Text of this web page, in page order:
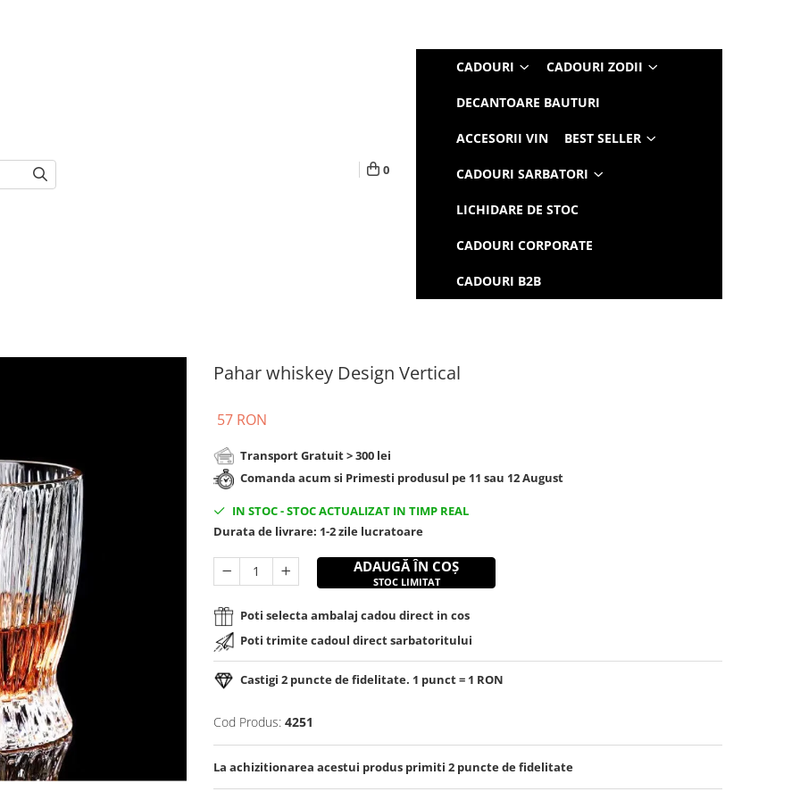
0
CADOURI CADOURI ZODII
DECANTOARE BAUTURI
ACCESORII VIN BEST SELLER
CADOURI SARBATORI
LICHIDARE DE STOC
CADOURI CORPORATE
CADOURI B2B
Pahar whiskey Design Vertical
57 RON
Transport Gratuit > 300 lei
Comanda acum si Primesti produsul pe 11 sau 12 August
IN STOC-STOC ACTUALIZAT IN TIMP REAL
Durata de livrare: 1-2 zile lucratoare
ADAUGĂ ÎN COȘ
STOC LIMITAT
Poti selecta ambalaj cadou direct in cos
Poti trimite cadoul direct sarbatoritului
Castigi 2 puncte de fidelitate. 1 punct = 1 RON
Cod Produs: 4251
La achizitionarea acestui produs primiti 2 puncte de fidelitate